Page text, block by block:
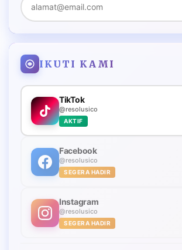
IKUTI KAMI
TikTok
@resolusico
AKTIF
Facebook
@resolusico
SEGERA HADIR
Instagram
@resolusico
SEGERA HADIR